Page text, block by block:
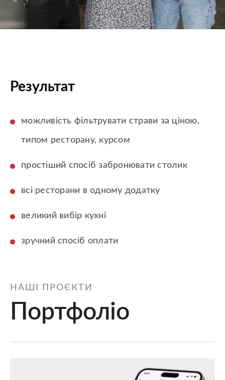
Результат
можливість фільтрувати страви за ціною,
типом ресторану, курсом
простіший спосіб забронювати столик
всі ресторани в одному додатку
великий вибір кухні
зручний спосіб оплати
НАШІ ПРОЄКТИ
Портфоліо